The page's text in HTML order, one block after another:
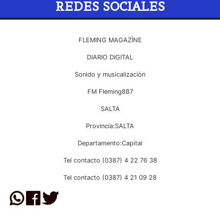
REDES SOCIALES
FLEMING MAGAZÌNE
DIARIO DIGITAL
Sonido y musicalizaciòn
FM Fleming887
SALTA
Provincia:SALTA
Departamento:Capital
Tel contacto (0387) 4 22 76 38
Tel contacto (0387) 4 21 09 28